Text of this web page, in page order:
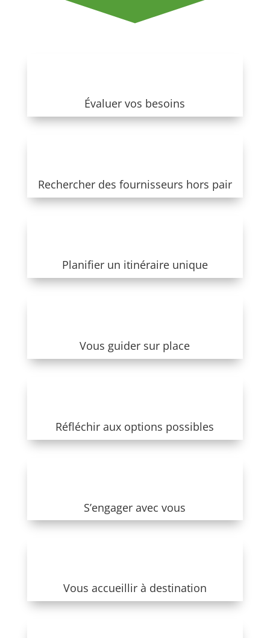
Évaluer vos besoins
Rechercher des fournisseurs hors pair
Planifier un itinéraire unique
Vous guider sur place
Réfléchir aux options possibles
S’engager avec vous
Vous accueillir à destination